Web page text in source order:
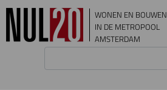
Overslaan en naar de inhoud gaan
WONEN EN BOUWEN
IN DE METROPOOL
AMSTERDAM